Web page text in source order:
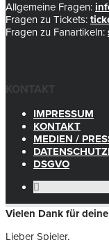
Allgemeine Fragen:
Fragen zu Tickets:
Fragen zu Fanartikeln:
KONTAKT
IMPRESSUM
KONTAKT
MEDIEN /
DSGVO
Vielen Dank für
Lieber Spieler,